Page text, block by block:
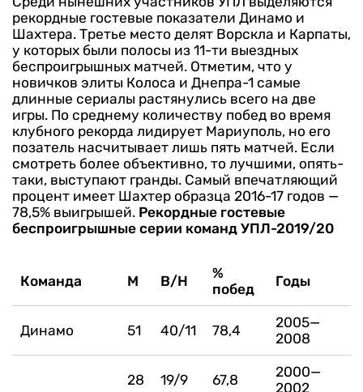
рекордные гостевые показатели Динамо и
Шахтера. Третье место делят Ворскла и Карпаты,
у которых были полосы из 11-ти выездных
беспроигрышных матчей. Отметим, что у
новичков элиты Колоса и Днепра-1 самые
длинные сериалы растянулись всего на две
игры. По среднему количеству побед во время
клубного рекорда лидирует Мариуполь, но его
позатель насчитывает лишь пять матчей. Если
смотреть более объективно, то лучшими, опять-
таки, выступают гранды. Самый впечатляющий
процент имеет Шахтер образца 2016-17 годов —
78,5% выигрышей. Рекордные гостевые
беспроигрышные серии команд УПЛ-2019/20
Команда М В/Н
%
побед
Годы
Динамо 51 40/11 78,4
2005—
2008
28 19/9 67,8
2000—
2002